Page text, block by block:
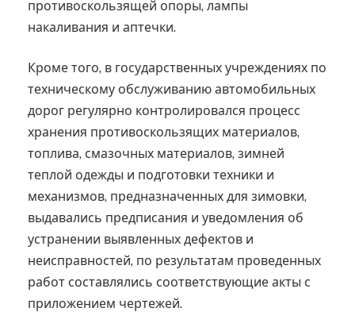
противоскользящей опоры, лампы
накаливания и аптечки.
Кроме того, в государственных учреждениях по
техническому обслуживанию автомобильных
дорог регулярно контролировался процесс
хранения противоскользящих материалов,
топлива, смазочных материалов, зимней
теплой одежды и подготовки техники и
механизмов, предназначенных для зимовки,
выдавались предписания и уведомления об
устранении выявленных дефектов и
неисправностей, по результатам проведенных
работ составлялись соответствующие акты с
приложением чертежей.